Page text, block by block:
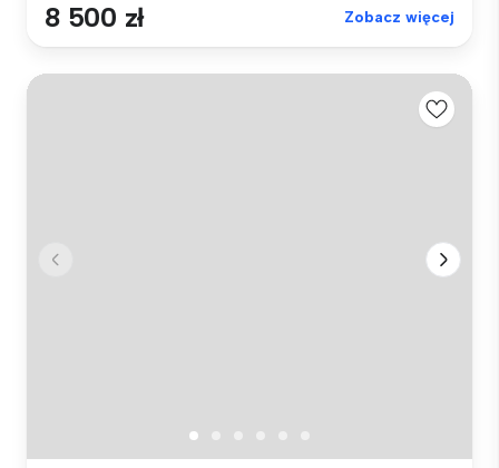
8 500 zł Zobacz więcej